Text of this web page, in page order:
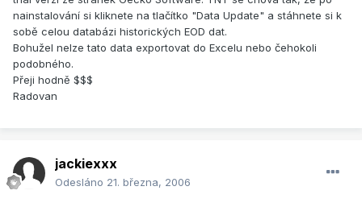
nainstalování si kliknete na tlačítko "Data Update" a stáhnete si k
sobě celou databázi historických EOD dat.
Bohužel nelze tato data exportovat do Excelu nebo čehokoli
podobného.
Přeji hodně $$$
Radovan
jackiexxx
Odesláno 21. března, 2006